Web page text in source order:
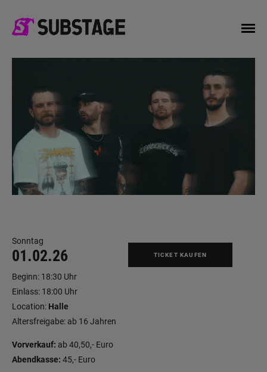
Sonntag
01.02.26
Beginn: 18:30 Uhr
Einlass: 18:00 Uhr
Location: Halle
Altersfreigabe: ab 16 Jahren
Vorverkauf: ab 40,50,- Euro
Abendkasse: 45,- Euro
TICKET KAUFEN